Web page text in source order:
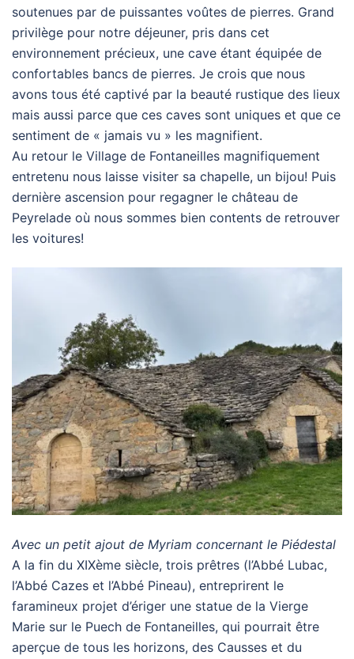
soutenues par de puissantes voûtes de pierres. Grand
privilège pour notre déjeuner, pris dans cet
environnement précieux, une cave étant équipée de
confortables bancs de pierres. Je crois que nous
avons tous été captivé par la beauté rustique des lieux
mais aussi parce que ces caves sont uniques et que ce
sentiment de « jamais vu » les magnifient.
Au retour le Village de Fontaneilles magnifiquement
entretenu nous laisse visiter sa chapelle, un bijou! Puis
dernière ascension pour regagner le château de
Peyrelade où nous sommes bien contents de retrouver
les voitures!
Avec un petit ajout de Myriam concernant le Piédestal
A la fin du XIXème siècle, trois prêtres (l’Abbé Lubac,
l’Abbé Cazes et l’Abbé Pineau), entreprirent le
faramineux projet d’ériger une statue de la Vierge
Marie sur le Puech de Fontaneilles, qui pourrait être
aperçue de tous les horizons, des Causses et du